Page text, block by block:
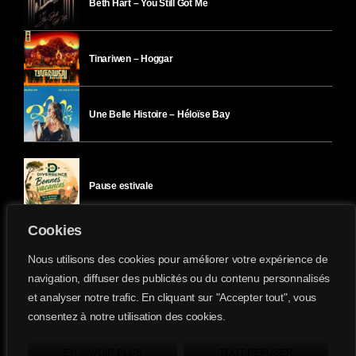
Cookies
Nous utilisons des cookies pour améliorer votre expérience de
navigation, diffuser des publicités ou du contenu personnalisés
et analyser notre trafic. En cliquant sur "Accepter tout", vous
consentez à notre utilisation des cookies.
Beth Hart – You Still Got Me
Tinariwen – Hoggar
Une Belle Histoire – Héloïse Bay
Pause estivale
Ici l’Ombre – mardi 28 juillet